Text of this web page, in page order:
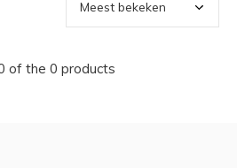
of the 0 products